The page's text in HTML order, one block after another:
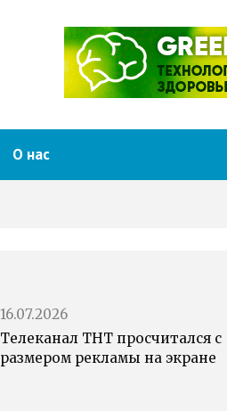
О нас
16.07.2026
Телеканал ТНТ просчитался с
размером рекламы на экране